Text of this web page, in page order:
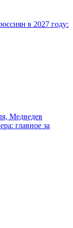
в 2027 году:
Медведев
главное за